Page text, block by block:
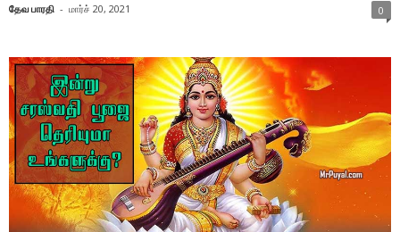
தேவ பாரதி - மார்ச் 20, 2021 0